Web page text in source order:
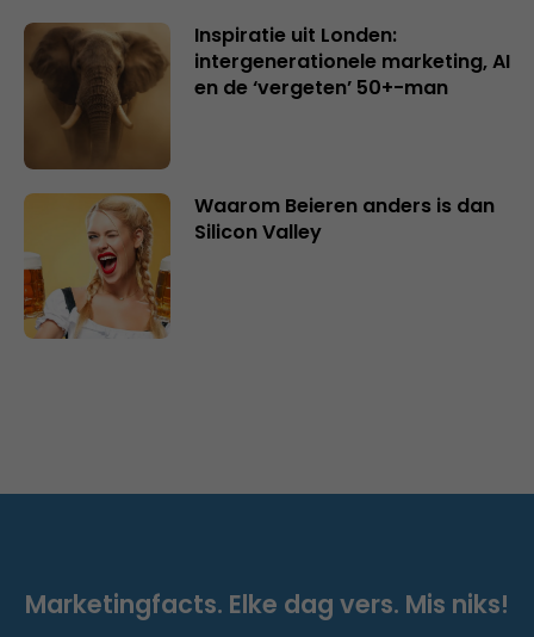
Inspiratie uit Londen:
intergenerationele marketing, AI
en de ‘vergeten’ 50+-man
Waarom Beieren anders is dan
Silicon Valley
Marketingfacts. Elke dag vers. Mis niks!